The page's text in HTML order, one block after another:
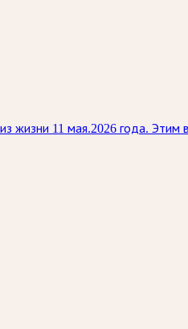
жизни 11 мая.2026 года.